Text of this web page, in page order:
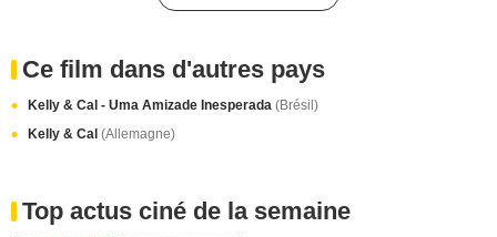
Ce film dans d'autres pays
Kelly & Cal - Uma Amizade Inesperada (Brésil)
Kelly & Cal (Allemagne)
Top actus ciné de la semaine